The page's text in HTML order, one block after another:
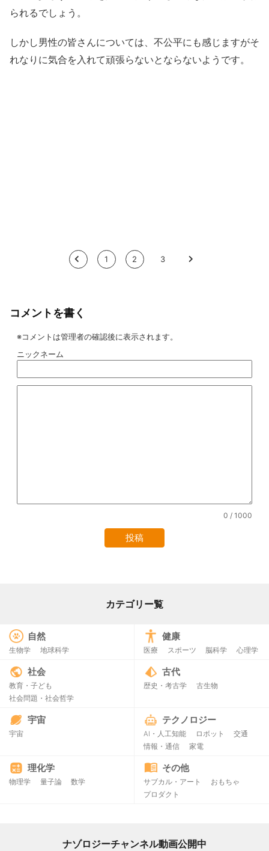
られるでしょう。
しかし男性の皆さんについては、不公平にも感じますがそ
れなりに気合を入れて頑張らないとならないようです。
< 1 2 3 >
コメントを書く
※コメントは管理者の確認後に表示されます。
ニックネーム
0 / 1000
カテゴリー覧
自然
生物学 地球科学
健康
医療 スポーツ 脳科学 心理学
社会
教育・子ども
社会問題・社会哲学
古代
歴史・考古学 古生物
宇宙
宇宙
テクノロジー
AI・人工知能 ロボット
交通
情報・通信
家電
理化学
物理学 量子論 数学
その他
サブカル・アート
おもちゃ
プロダクト
ナゾロジーチャンネル動画公開中